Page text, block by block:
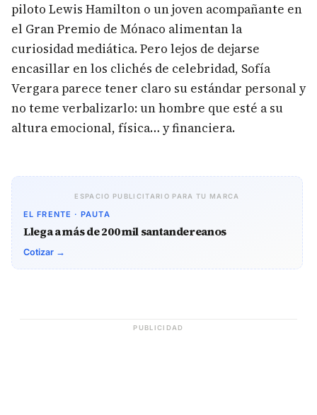
piloto Lewis Hamilton o un joven acompañante en
el Gran Premio de Mónaco alimentan la
curiosidad mediática. Pero lejos de dejarse
encasillar en los clichés de celebridad, Sofía
Vergara parece tener claro su estándar personal y
no teme verbalizarlo: un hombre que esté a su
altura emocional, física… y financiera.
ESPACIO PUBLICITARIO PARA TU MARCA
EL FRENTE · PAUTA
Llega a más de 200 mil santandereanos
Cotizar →
PUBLICIDAD